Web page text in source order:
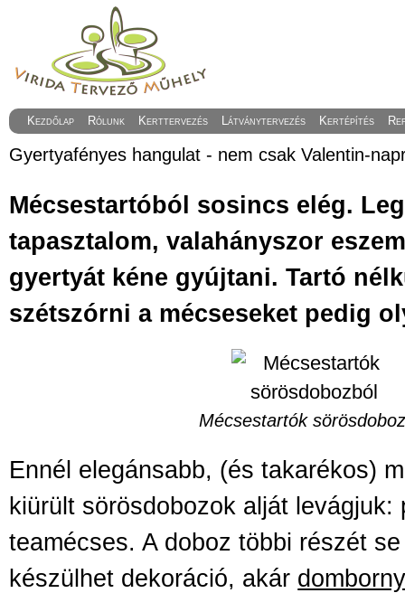
Kezdőlap Rólunk Kerttervezés Látványtervezés Kertépítés
Gyertyafényes hangulat - nem csak Valentin-
Mécsestartóból sosincs elég.
tapasztalom, valahányszor
gyertyát kéne gyújtani. Tartó
szétszórni a mécseseket pedig
Mécsestartók
Ennél elegánsabb, (és takarékos)
kiürült sörösdobozok alját levágjuk:
teamécses. A doboz többi részét
készülhet dekoráció, akár